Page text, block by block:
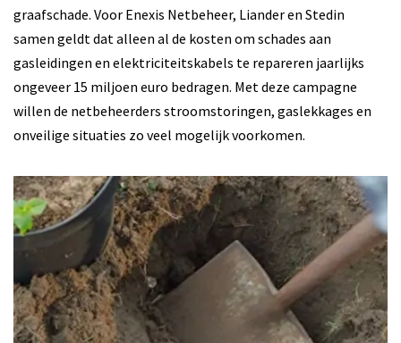
graafschade. Voor Enexis Netbeheer, Liander en Stedin
samen geldt dat alleen al de kosten om schades aan
gasleidingen en elektriciteitskabels te repareren jaarlijks
ongeveer 15 miljoen euro bedragen. Met deze campagne
willen de netbeheerders stroomstoringen, gaslekkages en
onveilige situaties zo veel mogelijk voorkomen.